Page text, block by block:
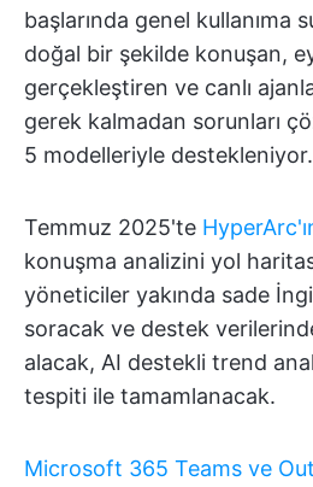
başlarında genel kullanıma
doğal bir şekilde konuşan,
gerçekleştiren ve canlı
gerek kalmadan sorunları
5 modelleriyle destekleniyor.
Temmuz 2025'te
konuşma analizini yol
yöneticiler yakında sade
soracak ve destek
alacak, AI destekli trend
tespiti ile tamamlanacak.
Microsoft 365 Teams ve